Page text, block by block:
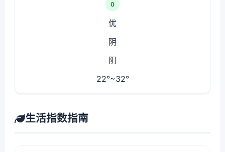
0
优
阴
阴
22°~32°
生活指数指南